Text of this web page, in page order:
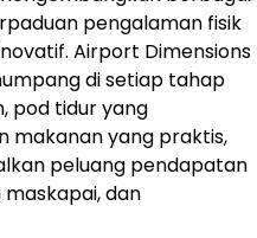
pengalaman fisik
Airport Dimensions
di setiap tahap
pod tidur yang
makanan yang praktis,
peluang pendapatan
dan